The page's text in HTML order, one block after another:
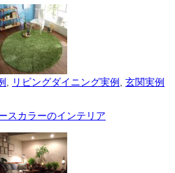
リビングダイニング実例
玄関実例
スカラーのインテリア